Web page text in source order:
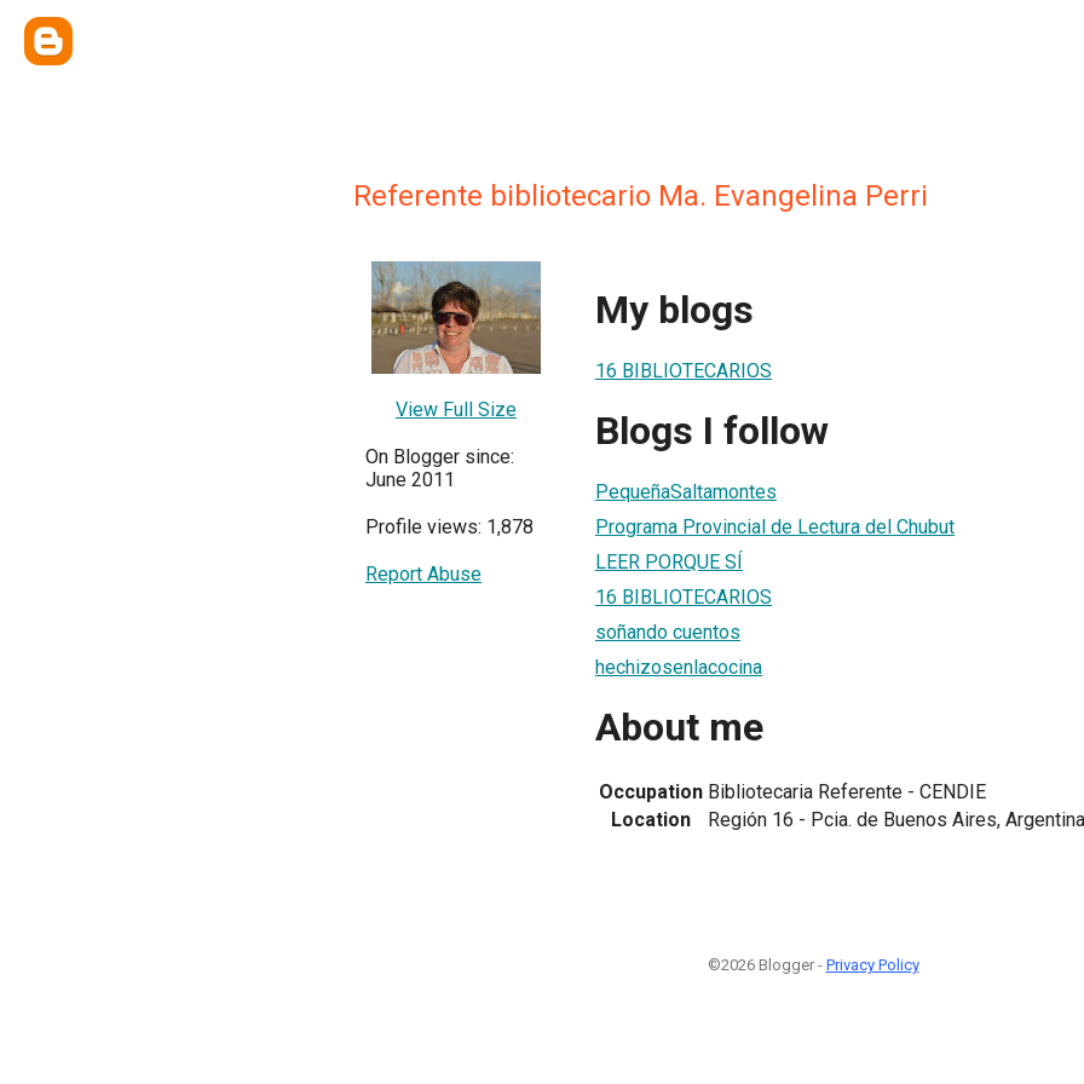
Referente bibliotecario Ma. Evangelina Perri
View Full Size
On Blogger since:
June 2011
Profile views: 1,878
Report Abuse
My blogs
16 BIBLIOTECARIOS
Blogs I follow
PequeñaSaltamontes
Programa Provincial de Lectura del Chubut
LEER PORQUE SÍ
16 BIBLIOTECARIOS
soñando cuentos
hechizosenlacocina
About me
Occupation Bibliotecaria Referente - CENDIE
Location
Región 16 - Pcia. de Buenos Aires, Argentina
©2026 Blogger - Privacy Policy